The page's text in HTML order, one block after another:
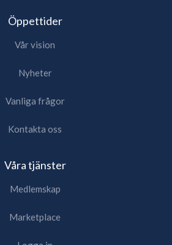
Öppettider
Vår vision
Nyheter
Vanliga frågor
Kontakta oss
Våra tjänster
Medlemskap
Marketplace